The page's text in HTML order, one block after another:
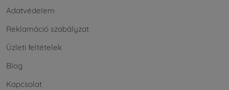
Adatvédelem
Reklamáció szabályzat
Üzleti feltételek
Blog
Kapcsolat